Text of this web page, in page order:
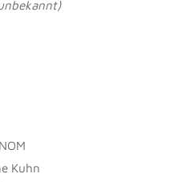
Kuhn